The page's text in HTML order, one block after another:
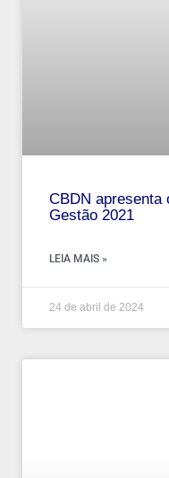
CBDN apresenta
Gestão 2021
LEIA MAIS »
24 de abril de 2024